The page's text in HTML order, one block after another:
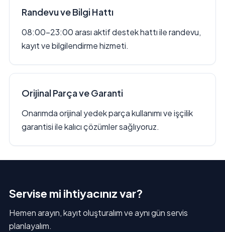
Randevu ve Bilgi Hattı
08:00–23:00 arası aktif destek hattı ile randevu,
kayıt ve bilgilendirme hizmeti.
Orijinal Parça ve Garanti
Onarımda orijinal yedek parça kullanımı ve işçilik
garantisi ile kalıcı çözümler sağlıyoruz.
Servise mi ihtiyacınız var?
Hemen arayın, kayıt oluşturalım ve aynı gün servis
planlayalım.